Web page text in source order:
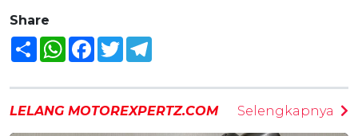
Share
Share WhatsAppFacebook
Twitter
LELANG MOTOREXPERTZ.COM Selengkapnya